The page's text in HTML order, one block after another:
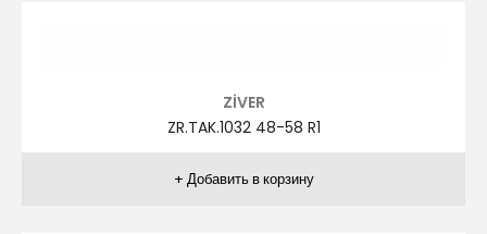
ZİVER
ZR.TAK.1029 48-58 R6